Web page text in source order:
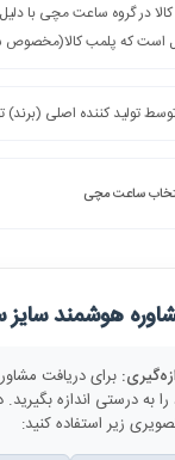
در گروه ساعت مچی با
است که پلمب کالا(مخصوص
تولید کننده اصلی
ساعت مچی
هوشمند
برای دریافت
به درستی اندازه بگیرید.
زیر استفاده کنید: